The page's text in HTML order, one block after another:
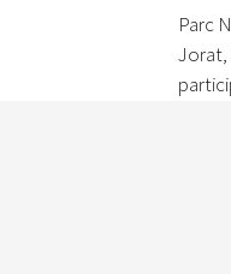
Parc
Jorat,